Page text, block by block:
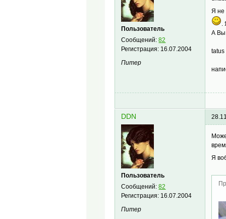
Пользователь
Сообщений:82
Регистрация: 16.07.2004
Питер
Я не
.
А Вы
DDN
Пользователь
Сообщений:82
Регистрация: 16.07.2004
Питер
Я